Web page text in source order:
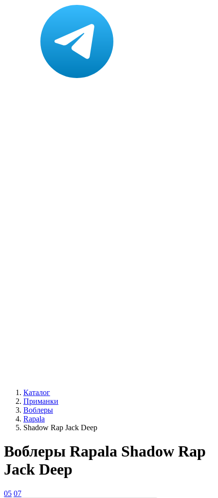
Каталог
Приманки
Воблеры
Rapala
Shadow Rap Jack Deep
Воблеры Rapala Shadow Rap
Jack Deep
05 07